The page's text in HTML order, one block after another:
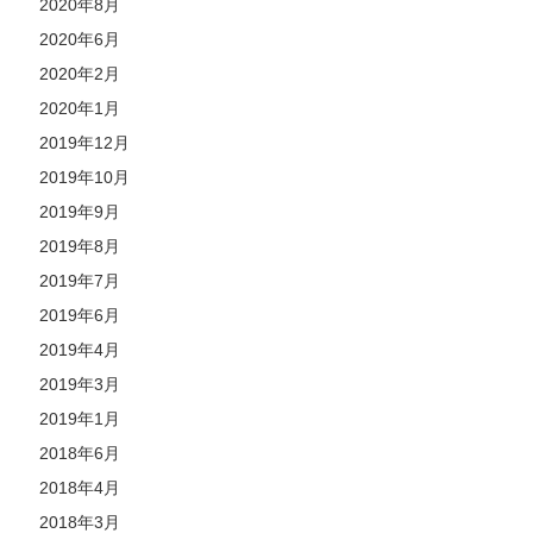
2020年8月
2020年6月
2020年2月
2020年1月
2019年12月
2019年10月
2019年9月
2019年8月
2019年7月
2019年6月
2019年4月
2019年3月
2019年1月
2018年6月
2018年4月
2018年3月